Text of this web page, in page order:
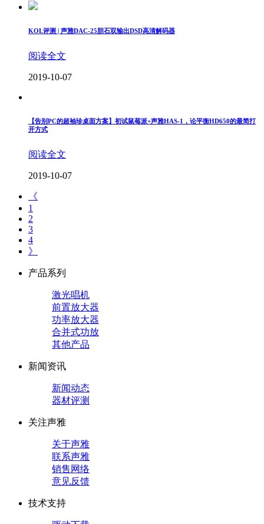
KOL评测 | 声雅DAC-25胆石双输出DSD高清解码器
阅读全文
2019-10-07
【告别PC的超袖珍桌面方案】初试鼠莓派+声雅HAS-1，论平衡HD650的最简打
开方式
阅读全文
2019-10-07
《
1
2
3
4
》
产品系列
激光唱机
前置放大器
功率放大器
合并式功放
其他产品
新闻资讯
新闻动态
器材评测
关注声雅
关于声雅
联系声雅
销售网络
意见反馈
技术支持